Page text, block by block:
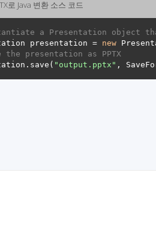
로 Java 변환 소스 코드
a Presentation object
presentation = new
the presentation as PPTX
"output.pptx"